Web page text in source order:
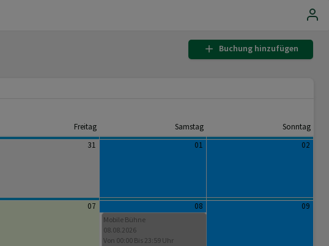
Buchung hinzufügen
Freitag Samstag Sonntag
31
07
01
08
02
09
Mobile Bühne
08.08.2026
Von 00:00 Bis 23:59 Uhr